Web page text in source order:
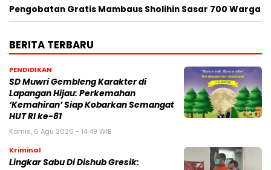
Pengobatan Gratis Mambaus Sholihin Sasar 700 Warga
BERITA TERBARU
PENDIDIKAN
SD Muwri Gembleng Karakter di
Lapangan Hijau: Perkemahan
‘Kemahiran’ Siap Kobarkan Semangat
HUT RI ke-81
Kamis, 6 Agu 2026 - 14:49 WIB
Kriminal
Lingkar Sabu Di Dishub Gresik: